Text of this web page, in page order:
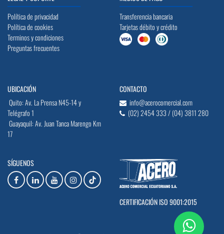
Política de privacidad
Política de cookies
Terminos y condiciones
Preguntas frecuentes
Transferencia bancaria
Tarjetas débito y crédito
UBICACIÓN
Quito: Av. La Prensa N45-14 y
Telégrafo 1
Guayaquil: Av. Juan Tanca Marengo Km
17
CONTACTO
info@acerocomercial.com
(02) 2454 333 / (04) 3811 280
SÍGUENOS
CERTIFICACIÓN ISO 9001:2015